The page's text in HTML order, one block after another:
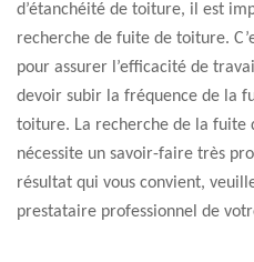
d’étanchéité de toiture, il est
recherche de fuite de toiture.
pour assurer l’efficacité de
devoir subir la fréquence de la
toiture. La recherche de la fuite
nécessite un savoir-faire très
résultat qui vous convient,
prestataire professionnel de